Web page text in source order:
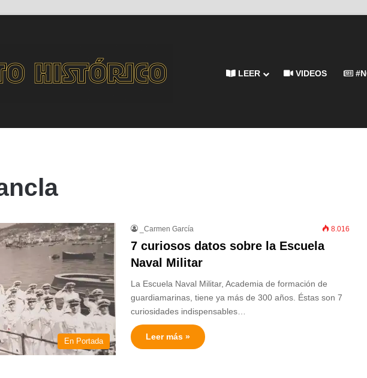
LEER VIDEOS
En Portada
_Carmen García 8.016
7 curiosos datos sobre la Escuela
Naval Militar
La Escuela Naval Militar, Academia de formación de
guardiamarinas, tiene ya más de 300 años. Éstas son 7
curiosidades indispensables…
Leer más »